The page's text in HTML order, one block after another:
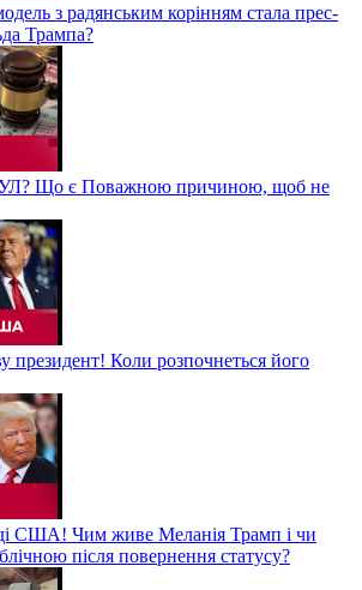
з радянським корінням стала прес-
Трампа?
Що є Поважною причиною, щоб не
президент! Коли розпочнеться його
США! Чим живе Меланія Трамп і чи
після повернення статусу?